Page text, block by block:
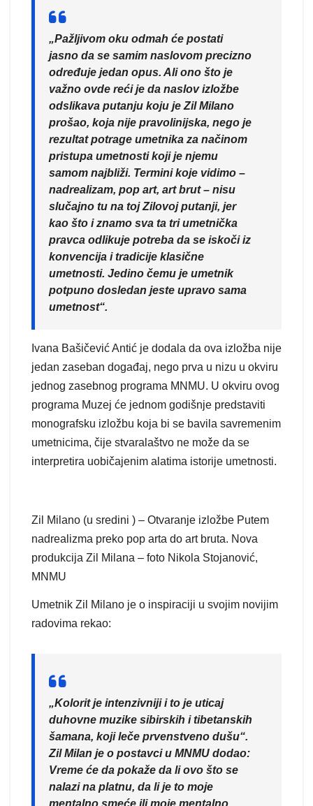
„Pažljivom oku odmah će postati
jasno da se samim naslovom precizno
određuje jedan opus. Ali ono što je
važno ovde reći je da naslov izložbe
odslikava putanju koju je Zil Milano
prošao, koja nije pravolinijska, nego je
rezultat potrage umetnika za načinom
pristupa umetnosti koji je njemu
samom najbliži. Termini koje vidimo –
nadrealizam, pop art, art brut – nisu
slučajno tu na toj Zilovoj putanji, jer
kao što i znamo sva ta tri umetnička
pravca odlikuje potreba da se iskoči iz
konvencija i tradicije klasične
umetnosti. Jedino čemu je umetnik
potpuno dosledan jeste upravo sama
umetnost“.
Ivana Bašičević Antić je dodala da ova izložba nije
jedan zaseban događaj, nego prva u nizu u okviru
jednog zasebnog programa MNMU. U okviru ovog
programa Muzej će jednom godišnje predstaviti
monografsku izložbu koja bi se bavila savremenim
umetnicima, čije stvaralaštvo ne može da se
interpretira uobičajenim alatima istorije umetnosti.
Zil Milano (u sredini ) – Otvaranje izložbe Putem
nadrealizma preko pop arta do art bruta. Nova
produkcija Zil Milana – foto Nikola Stojanović,
MNMU
Umetnik Zil Milano je o inspiraciji u svojim novijim
radovima rekao:
„Kolorit je intenzivniji i to je uticaj
duhovne muzike sibirskih i tibetanskih
šamana, koji leče prvenstveno dušu“.
Zil Milan je o postavci u MNMU dodao:
Vreme će da pokaže da li ovo što se
nalazi na platnu, da li je to moje
mentalno smeće ili moje mentalno